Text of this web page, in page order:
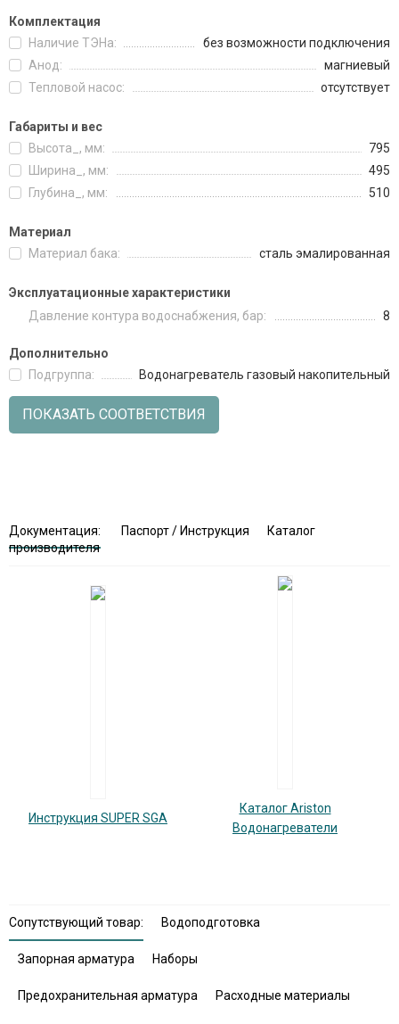
Комплектация
Наличие ТЭНа:
без возможности подключения
Анод:
магниевый
Тепловой насос:
отсутствует
Габариты и вес
Высота_, мм:
795
Ширина_, мм:
495
Глубина_, мм:
510
Материал
Материал бака:
сталь эмалированная
Эксплуатационные характеристики
Давление контура водоснабжения, бар:
8
Дополнительно
Подгруппа:
Водонагреватель газовый накопительный
ПОКАЗАТЬ СООТВЕТСТВИЯ
Документация: Паспорт / Инструкция
Каталог
производителя
Инструкция SUPER SGA
Каталог Ariston
Водонагреватели
Сопутствующий товар: Водоподготовка
Запорная арматура Наборы
Предохранительная арматура Расходные материалы